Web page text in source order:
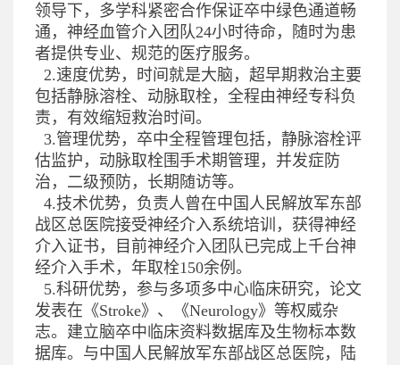
领导下，多学科紧密合作保证卒中绿色通道畅
通，神经血管介入团队24小时待命，随时为患
者提供专业、规范的医疗服务。
2.速度优势，时间就是大脑，超早期救治主要
包括静脉溶栓、动脉取栓，全程由神经专科负
责，有效缩短救治时间。
3.管理优势，卒中全程管理包括，静脉溶栓评
估监护，动脉取栓围手术期管理，并发症防
治，二级预防，长期随访等。
4.技术优势，负责人曾在中国人民解放军东部
战区总医院接受神经介入系统培训，获得神经
介入证书，目前神经介入团队已完成上千台神
经介入手术，年取栓150余例。
5.科研优势，参与多项多中心临床研究，论文
发表在《Stroke》、《Neurology》等权威杂
志。建立脑卒中临床资料数据库及生物标本数
据库。与中国人民解放军东部战区总医院，陆